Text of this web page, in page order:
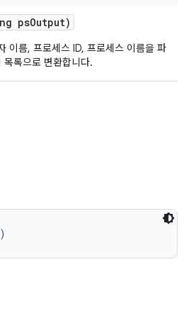
psOutput)
이름, 프로세스 ID, 프로세스 이름을 파
록으로 변환합니다.